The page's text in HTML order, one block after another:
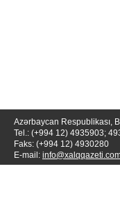
Azərbaycan Respublikası,
Tel.: (+994 12) 4935903;
Faks: (+994 12) 4930280
E-mail: